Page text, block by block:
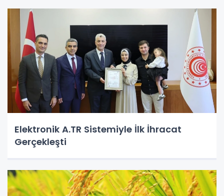
Elektronik A.TR Sistemiyle İlk İhracat
Gerçekleşti